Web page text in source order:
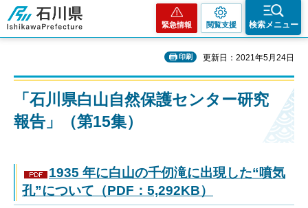
石川県
緊急情報 閲覧支援 検索メニュー
印刷 更新日：2021年5月24日
「石川県白山自然保護センター研究
報告」（第15集）
1935 年に白山の千仞滝に出現した“噴気
孔”について（PDF：5,292KB）